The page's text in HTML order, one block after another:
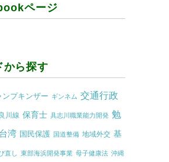
ページ
から探す
ンプキンザー ギンネム 交通行政
川線 保育士 具志川職業能力開発 勉
台湾 国民保護 国道整備 地域外交 基
直し 東部海浜開発事業 母子健康法 沖縄